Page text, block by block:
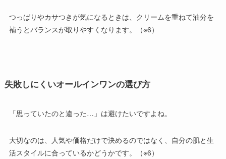
つっぱりやカサつきが気になるときは、 クリームを重ねて油分を
補う とバランスが取りやすくなります。（※6）
失敗しにくいオールインワンの選び方
「思っていたのと違った…」は避けたいですよね。
大切なのは、人気や価格だけで決めるのではなく、自分の肌と生
活スタイルに合っているかどうかです。（※6）